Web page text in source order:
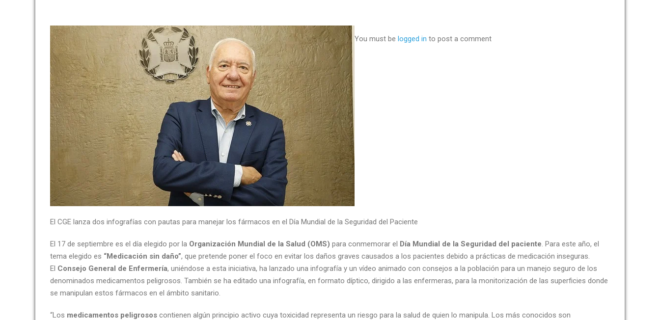
El CGE lanza dos infografías con pautas para manejar los fármacos en el Día Mundial de la Seguridad del Paciente
El 17 de septiembre es el día elegido por la Organización Mundial de la Salud (OMS) para conmemorar el Día Mundial de la Seguridad del paciente. Para este año, el
tema elegido es “Medicación sin daño”, que pretende poner el foco en evitar los daños graves causados a los pacientes debido a prácticas de medicación inseguras.
El Consejo General de Enfermería, uniéndose a esta iniciativa, ha lanzado una infografía y un vídeo animado con consejos a la población para un manejo seguro de los
denominados medicamentos peligrosos. También se ha editado una infografía, en formato díptico, dirigido a las enfermeras, para la monitorización de las superficies donde
se manipulan estos fármacos en el ámbito sanitario.
“Los medicamentos peligrosos contienen algún principio activo cuya toxicidad representa un riesgo para la salud de quien lo manipula. Los más conocidos son
You must be logged in to post a comment